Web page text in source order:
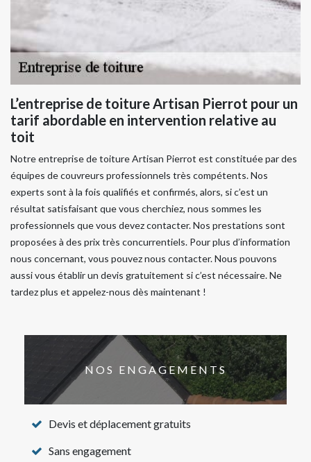
L’entreprise de toiture Artisan Pierrot pour un
tarif abordable en intervention relative au
toit
Notre entreprise de toiture Artisan Pierrot est constituée par des
équipes de couvreurs professionnels très compétents. Nos
experts sont à la fois qualifiés et confirmés, alors, si c’est un
résultat satisfaisant que vous cherchiez, nous sommes les
professionnels que vous devez contacter. Nos prestations sont
proposées à des prix très concurrentiels. Pour plus d’information
nous concernant, vous pouvez nous contacter. Nous pouvons
aussi vous établir un devis gratuitement si c’est nécessaire. Ne
tardez plus et appelez-nous dès maintenant !
NOS ENGAGEMENTS
Devis et déplacement gratuits
Sans engagement